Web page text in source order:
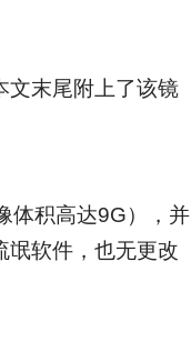
文末尾附上了该镜
体积高达9G），并
氓软件，也无更改